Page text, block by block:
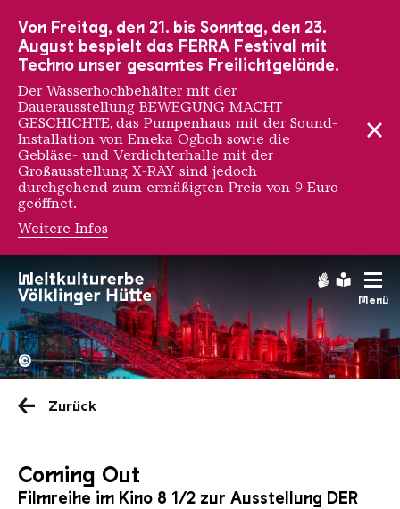
Menü
Hochofengruppe in Rot
Copyright:
©
Zurück
Coming Out
Filmreihe im Kino 8 1/2 zur Ausstellung DER
Von Freitag, den 21. bis Sonntag, den 23.
August bespielt das FERRA Festival mit
Techno unser gesamtes Freilichtgelände.
Der Wasserhochbehälter mit der
Dauerausstellung BEWEGUNG MACHT
GESCHICHTE, das Pumpenhaus mit der Sound-
Installation von Emeka Ogboh sowie die
Gebläse- und Verdichterhalle mit der
Großausstellung X-RAY sind jedoch
durchgehend zum ermäßigten Preis von 9 Euro
geöffnet.
Weitere Infos